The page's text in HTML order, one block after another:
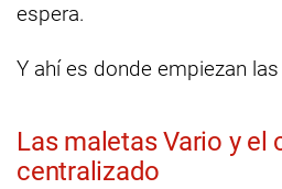
espera.
Y ahí es donde empiezan
Las maletas Vario y el
centralizado